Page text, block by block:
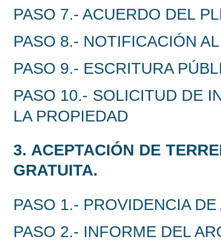
PASO 7.- ACUERDO DEL
PASO 8.- NOTIFICACIÓN
PASO 9.- ESCRITURA
PASO 10.- SOLICITUD DE
LA PROPIEDAD
3. ACEPTACIÓN DE
GRATUITA.
PASO 1.- PROVIDENCIA
PASO 2.- INFORME DEL